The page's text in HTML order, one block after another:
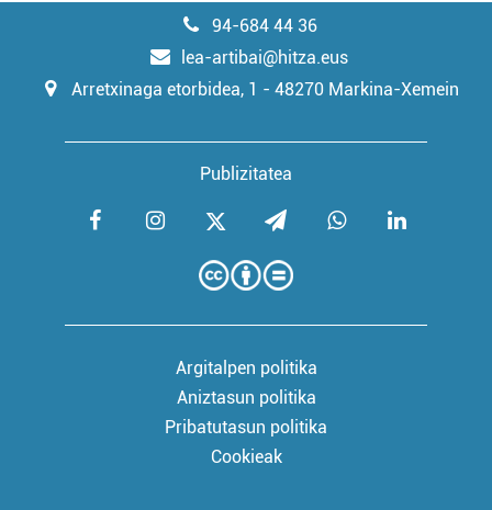
94-684 44 36
lea-artibai@hitza.eus
Arretxinaga etorbidea, 1 - 48270 Markina-Xemein
Publizitatea
Argitalpen politika
Aniztasun politika
Pribatutasun politika
Cookieak